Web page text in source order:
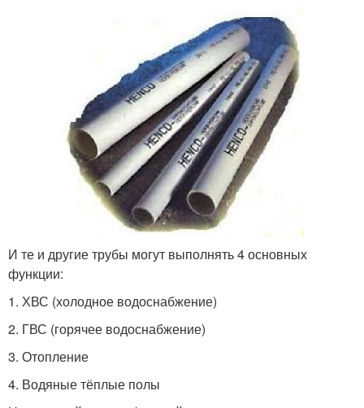
И те и другие трубы могут выполнять 4 основных
функции:
1. ХВС (холодное водоснабжение)
2. ГВС (горячее водоснабжение)
3. Отопление
4. Водяные тёплые полы